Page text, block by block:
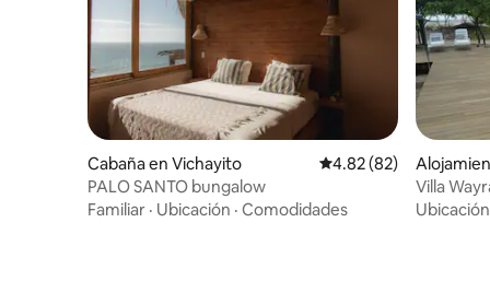
Cabaña en Vichayito Calificación promedio:
4.82 (82)
PALO SANTO bungalow
Familiar · Ubicación · Comodidades
Villa
Ubicación